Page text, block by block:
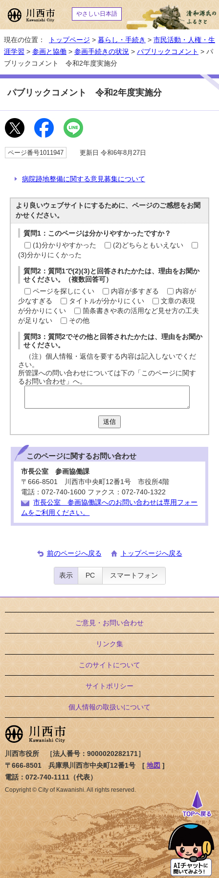
やさしい日本語
現在の位置： トップページ > 暮らし・手続き > 市民活動・人権・生
涯学習 > 参画と協働 > 参画手続きの状況 > パブリックコメント > パ
ブリックコメント 令和2年度実施分
パブリックコメント 令和2年度実施分
ページ番号1011947 更新日 令和6年8月27日
病院跡地整備に関する意見募集について
より良いウェブサイトにするために、ページのご感想をお聞
かせください。
質問1：このページは分かりやすかったですか？
(1)分かりやすかった
(2)どちらともいえない
(3)分かりにくかった
質問2：質問1で(2)(3)と回答されたかたは、理由をお聞か
せください。（複数回答可）
ページを探しにくい
内容が多すぎる
内容が
少なすぎる
タイトルが分かりにくい
文章の表現
が分かりにくい
箇条書きや表の活用など見せ方の工夫
が足りない
その他
質問3：質問2でその他と回答されたかたは、理由をお聞か
せください。
（注）個人情報・返信を要する内容は記入しないでくだ
さい。
所管課への問い合わせについては下の「このページに関す
るお問い合わせ」へ。
送信
このページに関するお問い合わせ
市長公室 参画協働課
〒666-8501 川西市中央町12番1号 市役所4階
電話：072-740-1600 ファクス：072-740-1322
市長公室 参画協働課へのお問い合わせは専用フォー
ムをご利用ください。
前のページへ戻る トップページへ戻る
表示 PC スマートフォン
ご意見・お問い合わせ
リンク集
このサイトについて
サイトポリシー
個人情報の取扱いについて
川西市役所 ［法人番号：9000020282171］
〒666-8501 兵庫県川西市中央町12番1号 [ 地図 ]
電話：072-740-1111（代表）
Copyright © City of Kawanishi. All rights reserved.